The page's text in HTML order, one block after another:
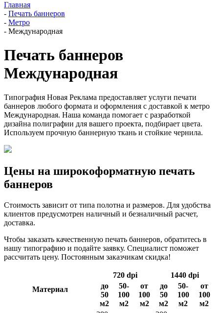
Главная
- Печать баннеров
- Метро
- Международная
Печать баннеров
Международная
Типография Новая Реклама предоставляет услуги печати
баннеров любого формата и оформления с доставкой к метро
Международная. Наша команда помогает с разработкой
дизайна полиграфии для вашего проекта, подбирает цвета.
Используем прочную баннерную ткань и стойкие чернила.
Цены на широкоформатную печать
баннеров
Стоимость зависит от типа полотна и размеров. Для удобства
клиентов предусмотрен наличный и безналичный расчет,
доставка.
Чтобы заказать качественную печать баннеров, обратитесь в
нашу типографию и подайте заявку. Специалист поможет
рассчитать цену. Постоянным заказчикам скидка!
Материал
720 dpi
1440 dpi
до
50
м2
50-
100
м2
от
100
м2
до
50
м2
50-
100
м2
от
100
м2